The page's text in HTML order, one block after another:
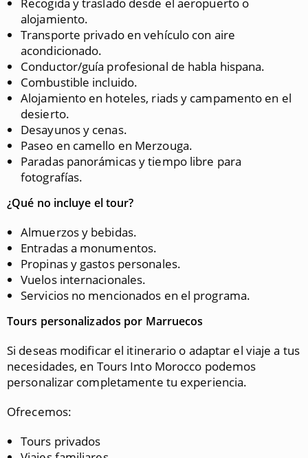
alojamiento.
Transporte privado en vehículo con aire
acondicionado.
Conductor/guía profesional de habla hispana.
Combustible incluido.
Alojamiento en hoteles, riads y campamento en el
desierto.
Desayunos y cenas.
Paseo en camello en Merzouga.
Paradas panorámicas y tiempo libre para
fotografías.
¿Qué no incluye el tour?
Almuerzos y bebidas.
Entradas a monumentos.
Propinas y gastos personales.
Vuelos internacionales.
Servicios no mencionados en el programa.
Tours personalizados por Marruecos
Si deseas modificar el itinerario o adaptar el viaje a tus
necesidades, en Tours Into Morocco podemos
personalizar completamente tu experiencia.
Ofrecemos:
Tours privados